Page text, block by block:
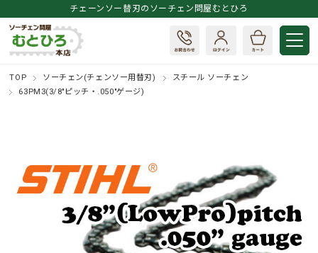
チェーンソー替刃のソーチェン問屋むとひろ
TOP ソーチェン(チェンソー用替刃)
スチール ソーチェン
63PM3(3/8"ピッチ・.050"ゲージ)